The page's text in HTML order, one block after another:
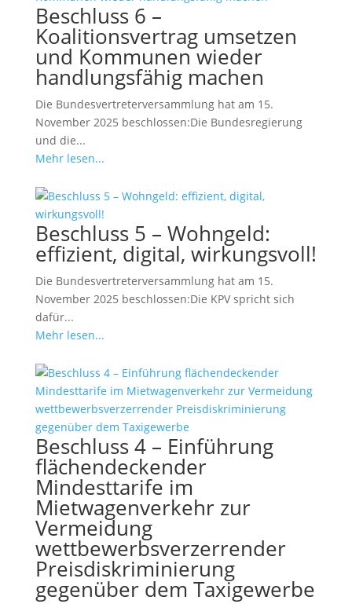
Beschluss 6 –
Koalitionsvertrag umsetzen
und Kommunen wieder
handlungsfähig machen
Die Bundesvertreterversammlung hat am 15.
November 2025 beschlossen:Die Bundesregierung
und die...
Mehr lesen...
Beschluss 5 – Wohngeld:
effizient, digital, wirkungsvoll!
Die Bundesvertreterversammlung hat am 15.
November 2025 beschlossen:Die KPV spricht sich
dafür...
Mehr lesen...
Beschluss 4 – Einführung
flächendeckender
Mindesttarife im
Mietwagenverkehr zur
Vermeidung
wettbewerbsverzerrender
Preisdiskriminierung
gegenüber dem Taxigewerbe